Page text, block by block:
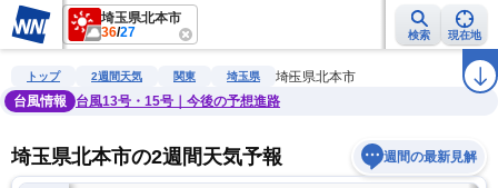
埼玉県北本市
36/27 検索 現在地
雨雲レーダー 台風情報 地震情報 警報・注意報 ラ
トップ 2週間天気 関東 埼玉県
埼玉県北本市
台風情報
台風13号・15号｜今後の予想進路
埼玉県北本市の2週間天気予報 週間の最新見解